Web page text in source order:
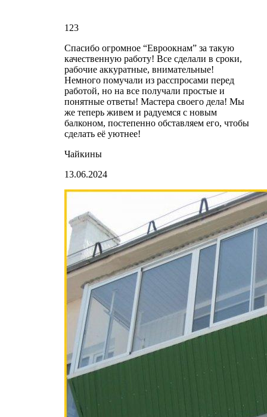
123
Спасибо огромное “Евроокнам” за такую
качественную работу! Все сделали в сроки,
рабочие аккуратные, внимательные!
Немного помучали из расспросами перед
работой, но на все получали простые и
понятные ответы! Мастера своего дела! Мы
же теперь живем и радуемся с новым
балконом, постепенно обставляем его, чтобы
сделать её уютнее!
Чайкины
13.06.2024